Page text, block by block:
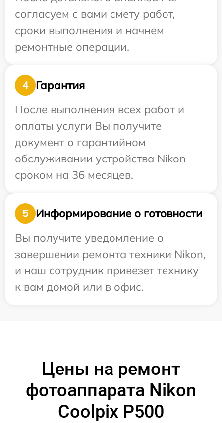
согласуем с вами смету работ,
сроки выполнения и начнем
ремонтные операции.
4
Гарантия
После выполнения всех работ и
оплаты услуги Вы получите
документ о гарантийном
обслуживании устройства Nikon
сроком на 36 месяцев.
5
Информирование о готовности
Вы получите уведомление о
завершении ремонта техники Nikon,
и наш сотрудник привезет технику
к вам домой или в офис.
Цены на ремонт
фотоаппарата Nikon
Coolpix P500